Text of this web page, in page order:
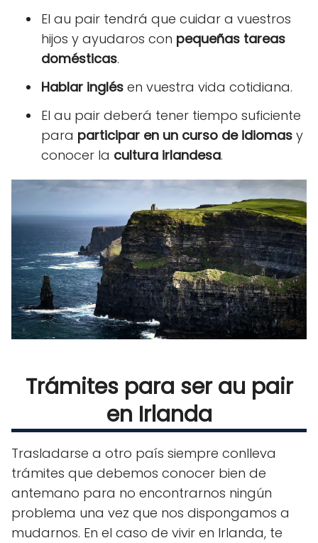
El au pair tendrá que cuidar a vuestros
hijos y ayudaros con pequeñas tareas
domésticas.
Hablar inglés en vuestra vida cotidiana.
El au pair deberá tener tiempo suficiente
para participar en un curso de idiomas y
conocer la cultura irlandesa.
Trámites para ser au pair
en Irlanda
Trasladarse a otro país siempre conlleva
trámites que debemos conocer bien de
antemano para no encontrarnos ningún
problema una vez que nos dispongamos a
mudarnos. En el caso de vivir en Irlanda, te